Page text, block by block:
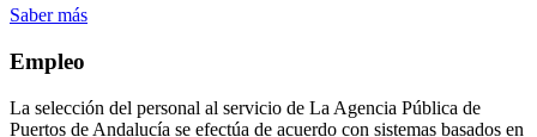
Saber más
Empleo
La selección del personal al servicio de La Agencia Pública de
Puertos de Andalucía se efectúa de acuerdo con sistemas basados en